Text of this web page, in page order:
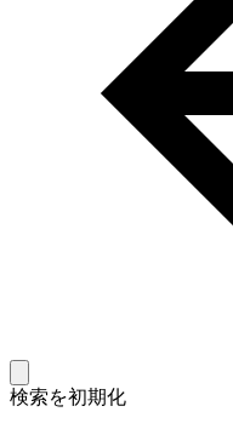
検索を初期化